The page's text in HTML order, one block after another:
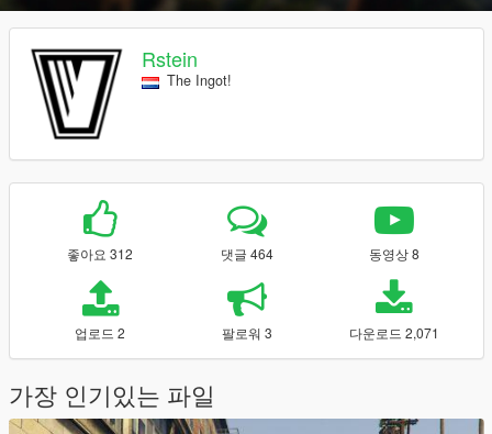
Rstein
The Ingot!
좋아요 312 댓글 464 동영상 8
업로드 2 팔로워 3 다운로드 2,071
가장 인기있는 파일